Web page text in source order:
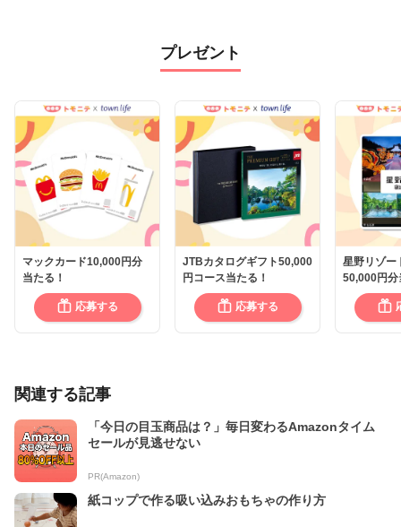
プレゼント
マックカード10,000円分
当たる！
応募する
JTBカタログギフト50,000
円コース当たる！
応募する
星野リゾー
50,000円分
関連する記事
「今日の目玉商品は？」毎日変わるAmazonタイム
セールが見逃せない
PR(Amazon)
紙コップで作る吸い込みおもちゃの作り方